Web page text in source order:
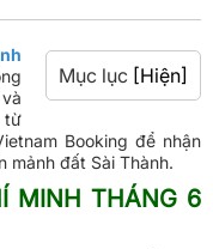
Mục lục [Hiện]
từ
Booking để nhận
mảnh đất Sài Thành.
MINH THÁNG 6